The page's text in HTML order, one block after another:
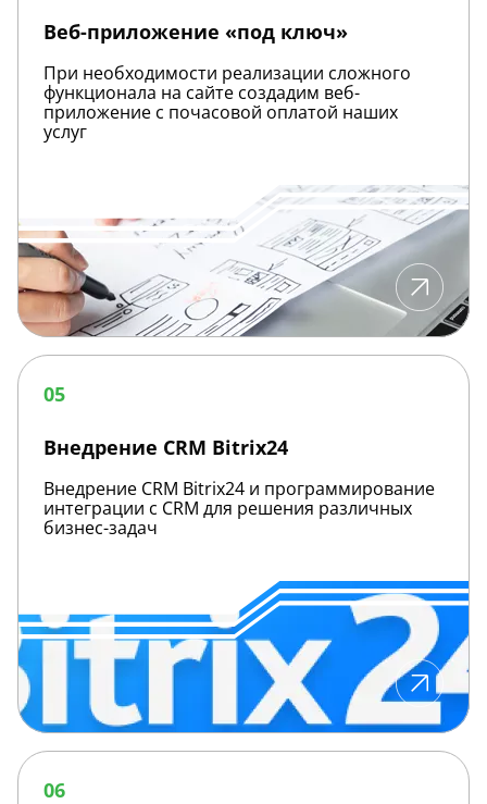
Веб-приложение «под ключ»
При необходимости реализации сложного
функционала на сайте создадим веб-
приложение с почасовой оплатой наших
услуг
Внедрение
CRM
Bitrix24
05
Внедрение CRM Bitrix24
Внедрение CRM Bitrix24 и программирование
интеграции с CRM для решения различных
бизнес-задач
Аналитика
06